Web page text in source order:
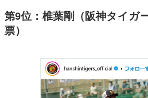
第9位：椎葉剛（阪神タイガ
票）